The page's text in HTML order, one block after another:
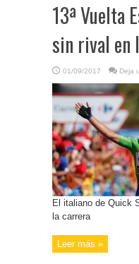
13ª Vuelta
sin rival en
01/09/2017 Deja
El italiano de Quick
la carrera
Leer más »